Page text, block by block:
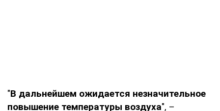
"В дальнейшем ожидается незначительное
повышение температуры воздуха", –